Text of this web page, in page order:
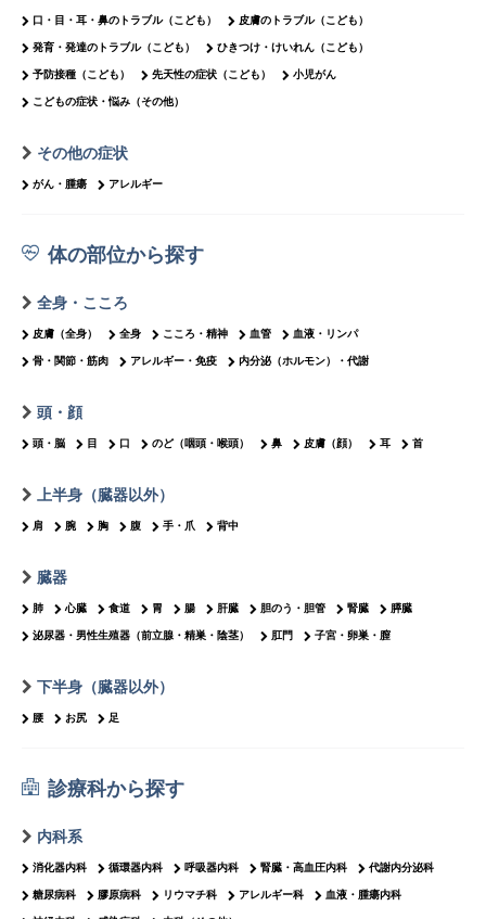
口・目・耳・鼻のトラブル（こども） 皮膚のトラブル（こども）
発育・発達のトラブル（こども） ひきつけ・けいれん（こども）
予防接種（こども） 先天性の症状（こども） 小児がん
こどもの症状・悩み（その他）
その他の症状
がん・腫瘍 アレルギー
体の部位から探す
全身・こころ
皮膚（全身） 全身 こころ・精神 血管 血液・リンパ
骨・関節・筋肉 アレルギー・免疫 内分泌（ホルモン）・代謝
頭・顔
頭・脳 目 口 のど（咽頭・喉頭） 鼻 皮膚（顔） 耳 首
上半身（臓器以外）
肩 腕 胸 腹 手・爪 背中
臓器
肺 心臓 食道 胃 腸 肝臓 胆のう・胆管 腎臓 膵臓
泌尿器・男性生殖器（前立腺・精巣・陰茎） 肛門 子宮・卵巣・膣
下半身（臓器以外）
腰 お尻 足
診療科から探す
内科系
消化器内科 循環器内科 呼吸器内科 腎臓・高血圧内科 代謝内分泌科
糖尿病科 膠原病科 リウマチ科 アレルギー科 血液・腫瘍内科